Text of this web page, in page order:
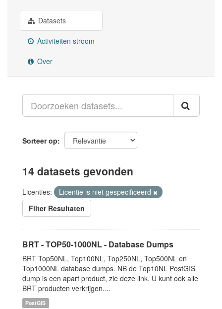
Datasets
Activiteiten stroom
Over
Sorteer op
14 datasets gevonden
Licenties:
Licentie is niet gespecificeerd
Filter Resultaten
BRT - TOP50-1000NL - Database Dumps
BRT Top50NL, Top100NL, Top250NL, Top500NL en
Top1000NL database dumps. NB de Top10NL PostGIS
dump is een apart product, zie deze link. U kunt ook alle
BRT producten verkrijgen....
PostGIS